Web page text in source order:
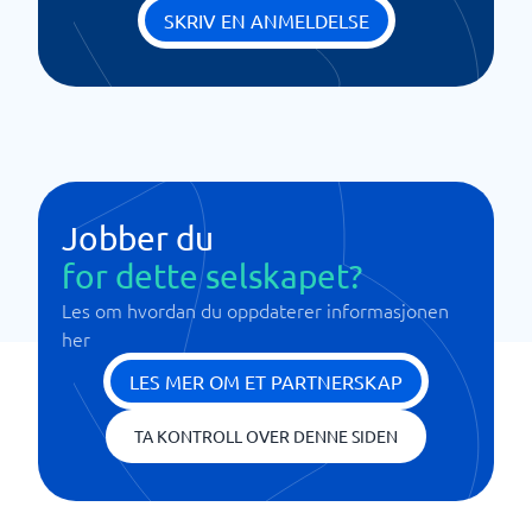
SKRIV EN ANMELDELSE
Jobber du
for dette selskapet?
Les om hvordan du oppdaterer informasjonen
her
LES MER OM ET PARTNERSKAP
TA KONTROLL OVER DENNE SIDEN